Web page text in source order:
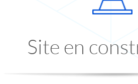
Site en